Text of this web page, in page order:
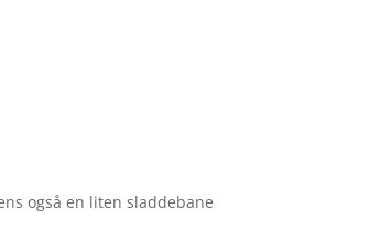
også en liten sladdebane